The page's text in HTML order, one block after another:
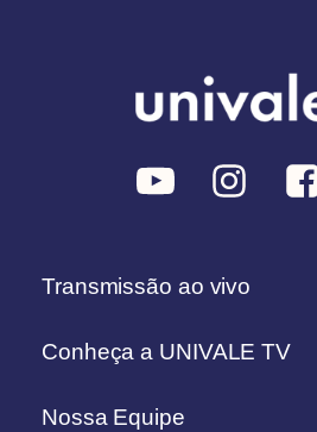
Transmissão ao vivo
Conheça a UNIVALE TV
Nossa Equipe